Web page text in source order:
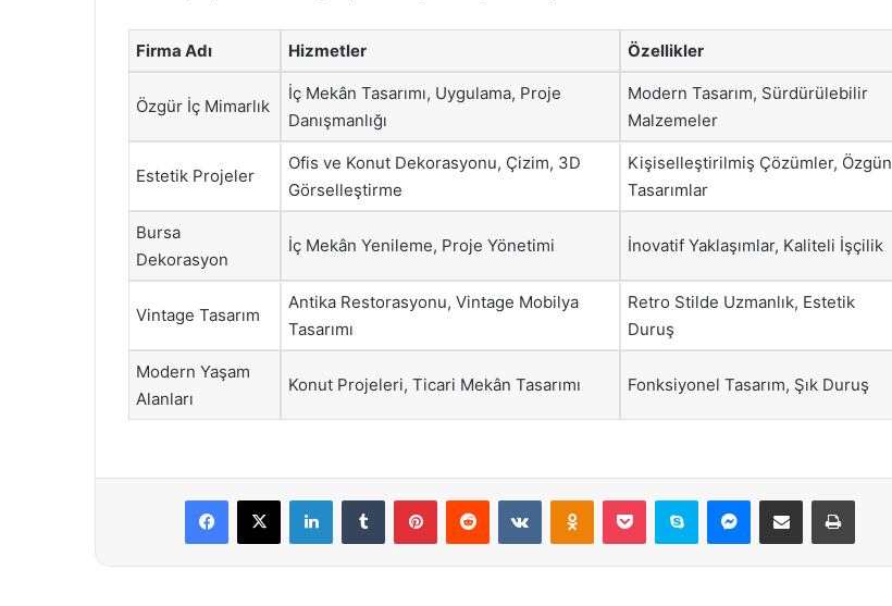
Firma Adı Hizmetler Özellikler
Özgür İç Mimarlık
İç Mekân Tasarımı, Uygulama, Proje
Danışmanlığı
Modern Tasarım, Sürdürülebilir
Malzemeler
Estetik Projeler
Ofis ve Konut Dekorasyonu, Çizim, 3D
Görselleştirme
Kişiselleştirilmiş Çözümler, Özgün
Tasarımlar
Bursa
Dekorasyon
İç Mekân Yenileme, Proje Yönetimi İnovatif Yaklaşımlar, Kaliteli İşçilik
Vintage Tasarım
Antika Restorasyonu, Vintage Mobilya
Tasarımı
Retro Stilde Uzmanlık, Estetik
Duruş
Modern Yaşam
Alanları
Konut Projeleri, Ticari Mekân Tasarımı Fonksiyonel Tasarım, Şık Duruş
Facebook
X LinkedInTumblr PinterestReddit VKontakteOdnoklassniki
Pocket Skype Messenger
E-Posta ile paylaş Yazdır